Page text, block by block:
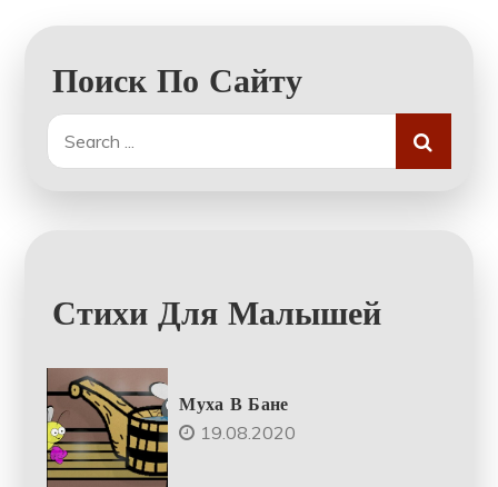
Поиск По Сайту
Search
for:
Стихи Для Малышей
Муха В Бане
19.08.2020